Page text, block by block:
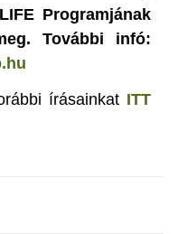
Programjának
További infó:
u
írásainkat ITT